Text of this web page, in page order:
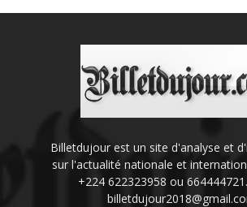
Billetdujour est un site d'analyse et
sur l'actualité nationale et
+224 622323958 ou